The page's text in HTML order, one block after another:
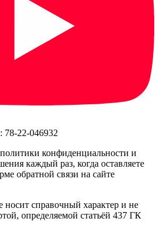
78-22-046932
конфиденциальности и
каждый раз, когда оставляете
обратной связи на сайте
носит справочный характер и не
определяемой статьёй 437 ГК